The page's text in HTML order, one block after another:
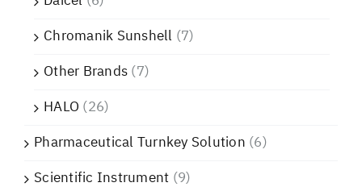
Chromanik Sunshell (7)
Other Brands(7)
HALO (26)
Pharmaceutical Turnkey Solution (6)
Scientific Instrument (9)